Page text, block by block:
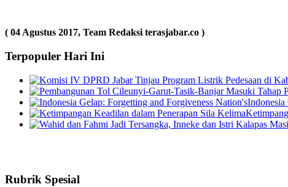
( 04 Agustus 2017, Team Redaksi terasjabar.co )
Terpopuler Hari Ini
Indonesia
Rubrik Spesial